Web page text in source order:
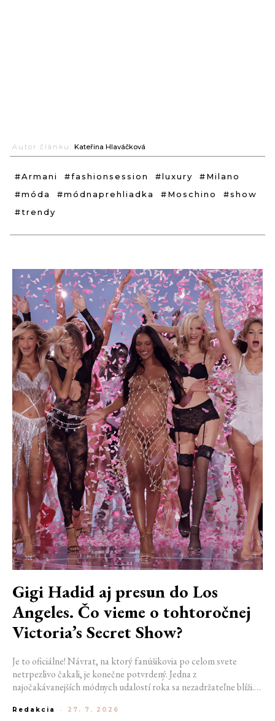
Autor článku: Kateřina Hlaváčková
#Armani #fashionsession #luxury
#Milano
#móda
#módnaprehliadka #Moschino
#show
#trendy
Gigi Hadid aj presun do Los
Angeles. Čo vieme o tohtoročnej
Victoria’s Secret Show?
Je to oficiálne! Návrat, na ktorý fanúšikovia po celom svete
netrpezlivo čakali, je konečne potvrdený. Jedna z
najočakávanejších módnych udalostí roka sa nezadržateľne blíži.
veľké novinky. Organizátori už prezradili miesto konania
Redakcia - 27. 7. 2026